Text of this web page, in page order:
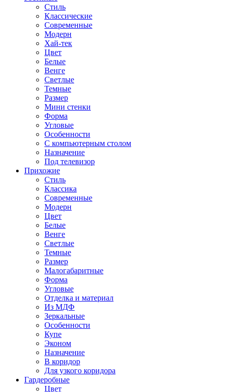
Стиль
Классические
Современные
Модерн
Хай-тек
Цвет
Белые
Венге
Светлые
Темные
Размер
Мини стенки
Форма
Угловые
Особенности
С компьютерным столом
Назначение
Под телевизор
Прихожие
Стиль
Классика
Современные
Модерн
Цвет
Белые
Венге
Светлые
Темные
Размер
Малогабаритные
Форма
Угловые
Отделка и материал
Из МДФ
Зеркальные
Особенности
Купе
Эконом
Назначение
В коридор
Для узкого коридора
Гардеробные
Цвет